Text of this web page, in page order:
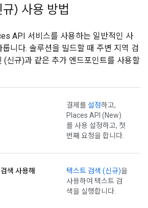
) 사용 방법
API 서비스를 사용하는 일반적인 사
니다. 솔루션을 빌드할 때 주변 지역 검
(신규)과 같은 추가 엔드포인트를 사용할
결제를 설정하고,
Places API (New)
를 사용 설정하고, 첫
번째 요청을 합니다.
색 사용해
텍스트 검색 (신규)을
사용하여 텍스트 검
색을 실행합니다.